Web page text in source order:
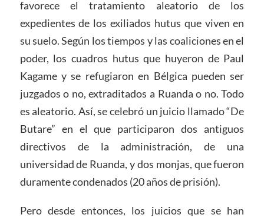
favorece el tratamiento aleatorio de los
expedientes de los exiliados hutus que viven en
su suelo. Según los tiempos y las coaliciones en el
poder, los cuadros hutus que huyeron de Paul
Kagame y se refugiaron en Bélgica pueden ser
juzgados o no, extraditados a Ruanda o no. Todo
es aleatorio. Así, se celebró un juicio llamado “De
Butare” en el que participaron dos antiguos
directivos de la administración, de una
universidad de Ruanda, y dos monjas, que fueron
duramente condenados (20 años de prisión).
Pero desde entonces, los juicios que se han